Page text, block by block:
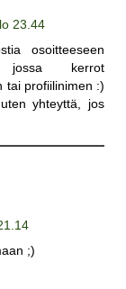
23.44
osoitteeseen
jossa kerrot
tai profiilinimen :)
yhteyttä, jos
;)